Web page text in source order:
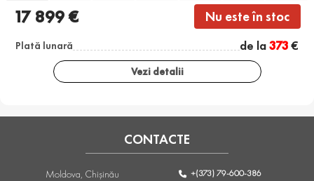
17 899 € Nu este în stoc
Plată lunară de la373€
Vezi detalii
CONTACTE
Moldova, Chişinău
+(373) 79-600-386